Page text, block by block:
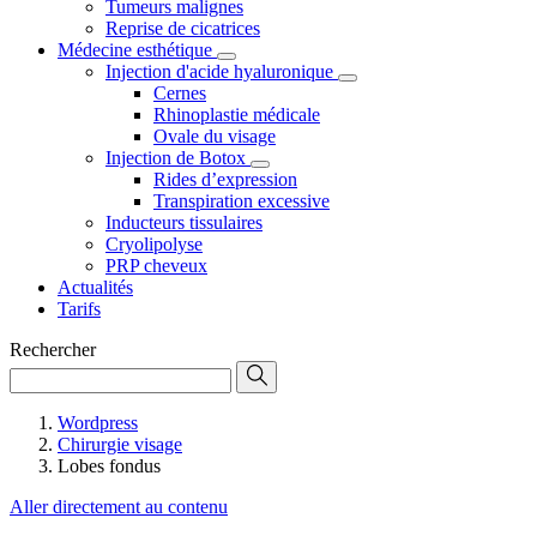
Tumeurs malignes
Reprise de cicatrices
Médecine esthétique
Injection d'acide hyaluronique
Cernes
Rhinoplastie médicale
Ovale du visage
Injection de Botox
Rides d’expression
Transpiration excessive
Inducteurs tissulaires
Cryolipolyse
PRP cheveux
Actualités
Tarifs
Rechercher
Wordpress
Chirurgie visage
Lobes fondus
Aller directement au contenu